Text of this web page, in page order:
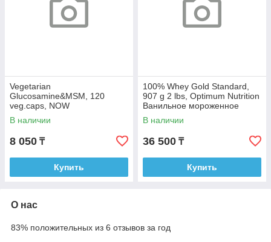
Vegetarian
Glucosamine&MSM, 120
veg.caps, NOW
В наличии
8 050 ₸
Купить
100% Whey Gold Standard,
907 g 2 lbs, Optimum Nutrition
Ванильное мороженное
В наличии
36 500 ₸
Купить
О нас
83% положительных из 6 отзывов за год